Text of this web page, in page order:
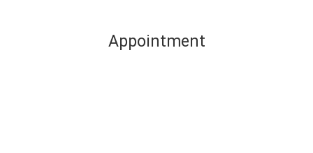
Appointment